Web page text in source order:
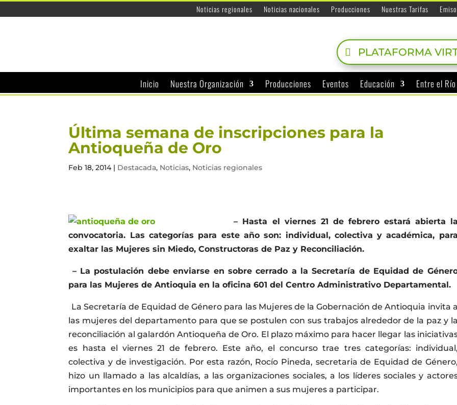
Noticias regionales Noticias nacionales Producciones Nuestras Tarifas
PLATAFORMA
Inicio Nuestra Organización Producciones Eventos Educación Entre el
Última semana de inscripciones para la
Antioqueña de Oro
Feb 18, 2014| Destacada, Noticias, Noticias regionales
– Hasta el viernes 21 de febrero estará abierta la
convocatoria. Las categorías para este año son: individual, colectiva y académica, para
exaltar las Mujeres sin Miedo, Constructoras de Paz y Reconciliación.
– La postulación debe enviarse en sobre cerrado a la Secretaría de Equidad de
para las Mujeres de Antioquia en la oficina 601 del Centro Administrativo Departamental.
La Secretaría de Equidad de Género para las Mujeres de la Gobernación de Antioquia invita a
las mujeres del departamento para que se postulen con sus trabajos alrededor de la paz y la
reconciliación al galardón Antioqueña de Oro. El plazo máximo para hacer llegar las
es hasta el viernes 21 de febrero. Este año, el concurso trae tres categorías: individual,
colectiva y de investigación. Por esta razón, Rocío Pineda, secretaria de Equidad de Género,
hizo un llamado a las alcaldías, a las organizaciones sociales, a los líderes sociales y
importantes en los municipios para que animen a sus mujeres a participar.